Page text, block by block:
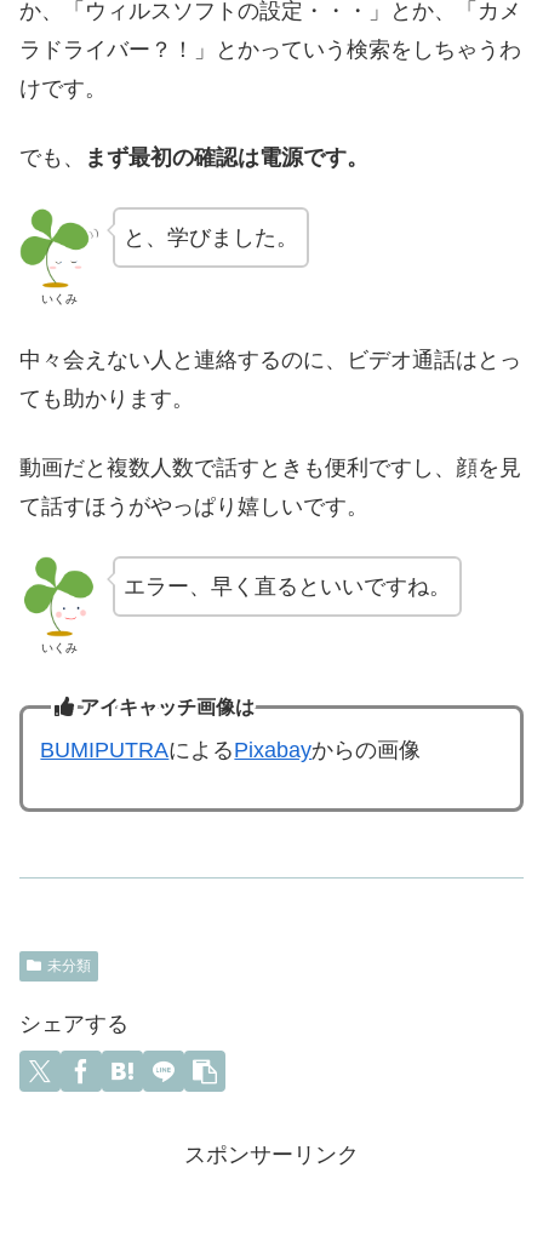
か、「ウィルスソフトの設定・・・」とか、「カメ
ラドライバー？！」とかっていう検索をしちゃうわ
けです。
でも、 まず最初の確認は電源です。
いくみ
と、学びました。
中々会えない人と連絡するのに、ビデオ通話はとっ
ても助かります。
動画だと複数人数で話すときも便利ですし、顔を見
て話すほうがやっぱり嬉しいです。
いくみ
エラー、早く直るといいですね。
アイキャッチ画像は
BUMIPUTRAによるPixabayからの画像
未分類
シェアする
スポンサーリンク